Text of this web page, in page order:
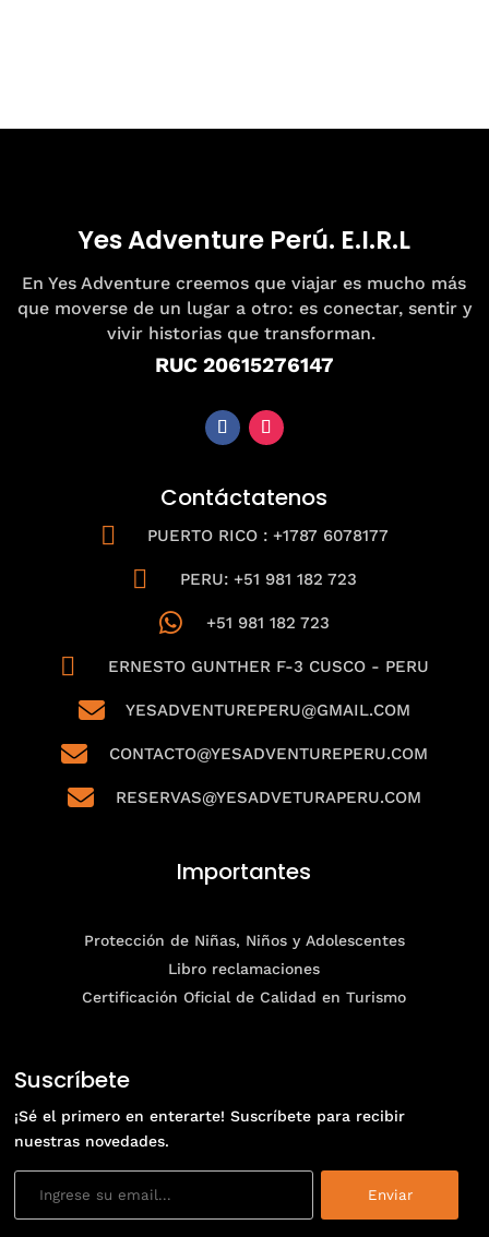
Yes Adventure Perú. E.I.R.L
En Yes Adventure creemos que viajar es mucho más
que moverse de un lugar a otro: es conectar, sentir y
vivir historias que transforman.
RUC 20615276147
Contáctatenos
 PUERTO RICO : +1787 6078177
 PERU: +51 981 182 723
 +51 981 182 723
 ERNESTO GUNTHER F-3 CUSCO - PERU
 YESADVENTUREPERU@GMAIL.COM
 CONTACTO@YESADVENTUREPERU.COM
 RESERVAS@YESADVETURAPERU.COM
Importantes
Protección de Niñas, Niños y Adolescentes
Libro reclamaciones
Certificación Oficial de Calidad en Turismo
Suscríbete
¡Sé el primero en enterarte! Suscríbete para recibir
nuestras novedades.